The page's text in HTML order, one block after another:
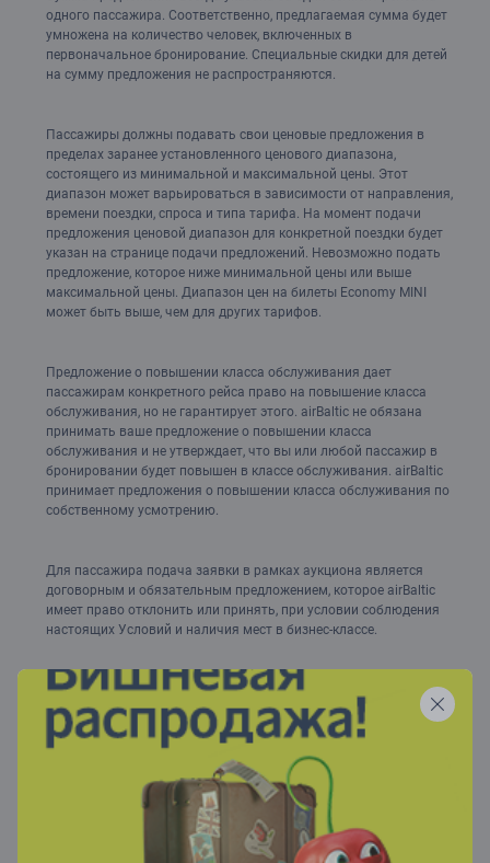
одного пассажира. Соответственно, предлагаемая сумма будет
умножена на количество человек, включенных в
первоначальное бронирование. Специальные скидки для детей
на сумму предложения не распространяются.
Пассажиры должны подавать свои ценовые предложения в
пределах заранее установленного ценового диапазона,
состоящего из минимальной и максимальной цены. Этот
диапазон может варьироваться в зависимости от направления,
времени поездки, спроса и типа тарифа. На момент подачи
предложения ценовой диапазон для конкретной поездки будет
указан на странице подачи предложений. Невозможно подать
предложение, которое ниже минимальной цены или выше
максимальной цены. Диапазон цен на билеты Economy MINI
может быть выше, чем для других тарифов.
Предложение о повышении класса обслуживания дает
пассажирам конкретного рейса право на повышение класса
обслуживания, но не гарантирует этого. airBaltic не обязана
принимать ваше предложение о повышении класса
обслуживания и не утверждает, что вы или любой пассажир в
бронировании будет повышен в классе обслуживания. airBaltic
принимает предложения о повышении класса обслуживания по
собственному усмотрению.
Для пассажира подача заявки в рамках аукциона является
договорным и обязательным предложением, которое airBaltic
имеет право отклонить или принять, при условии соблюдения
настоящих Условий и наличия мест в бизнес-классе.
Перед тем, как указать данные банковской карты, пассажиры
увидят общую сумму платы за повышение класса
обслуживания для конкретного рейса и для всех пассажиров в
бронировании. Предложения по повышению класса
обслуживания всегда необходимо совершать и оплачивать с
помощью банковской карты.
Допускается только одно активное предложение по повышению